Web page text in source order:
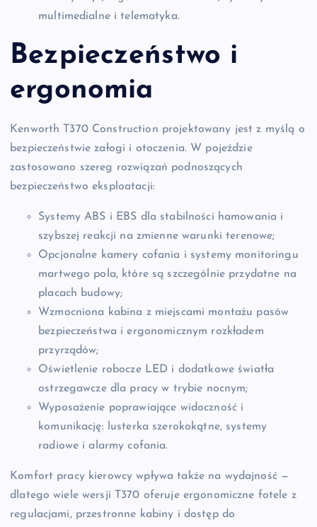
multimedialne i telematyka.
Bezpieczeństwo i
ergonomia
Kenworth T370 Construction projektowany jest z myślą o
bezpieczeństwie załogi i otoczenia. W pojeździe
zastosowano szereg rozwiązań podnoszących
bezpieczeństwo eksploatacji:
Systemy ABS i EBS dla stabilności hamowania i
szybszej reakcji na zmienne warunki terenowe;
Opcjonalne kamery cofania i systemy monitoringu
martwego pola, które są szczególnie przydatne na
placach budowy;
Wzmocniona kabina z miejscami montażu pasów
bezpieczeństwa i ergonomicznym rozkładem
przyrządów;
Oświetlenie robocze LED i dodatkowe światła
ostrzegawcze dla pracy w trybie nocnym;
Wyposażenie poprawiające widoczność i
komunikację: lusterka szerokokątne, systemy
radiowe i alarmy cofania.
Komfort pracy kierowcy wpływa także na wydajność —
dlatego wiele wersji T370 oferuje ergonomiczne fotele z
regulacjami, przestronne kabiny i dostęp do